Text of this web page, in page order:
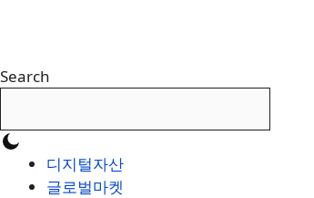
Search
디지털자산
글로벌마켓